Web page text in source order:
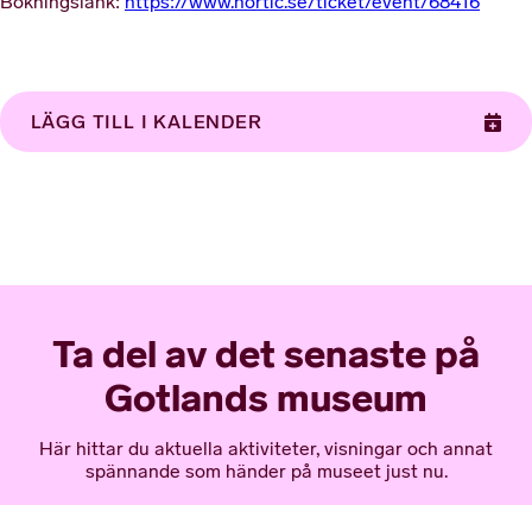
Bokningslänk: https://www.nortic.se/ticket/event/68416
LÄGG TILL I KALENDER
Ta del av det senaste på
Gotlands museum
Här hittar du aktuella aktiviteter, visningar och annat
spännande som händer på museet just nu.